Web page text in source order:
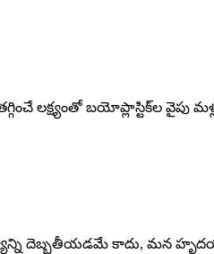
లక్ష్యంతో బయోప్లాస్టిక్‌ల వైపు
దెబ్బతీయడమే కాదు, మన